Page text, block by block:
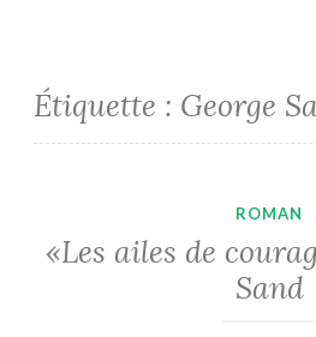
Étiquette : George
ROMAN
«Les ailes de
Sand